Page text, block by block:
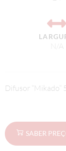
N/A
Difusor “Mikado”
SABER